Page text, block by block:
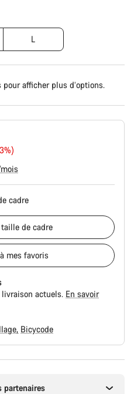
L
afficher plus d’options.
cadre
taille de cadre
mes favoris
actuels. En savoir
Bicycode
partenaires